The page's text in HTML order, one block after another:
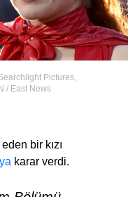
Pictures
/ East News
bir kızı
karar verdi.